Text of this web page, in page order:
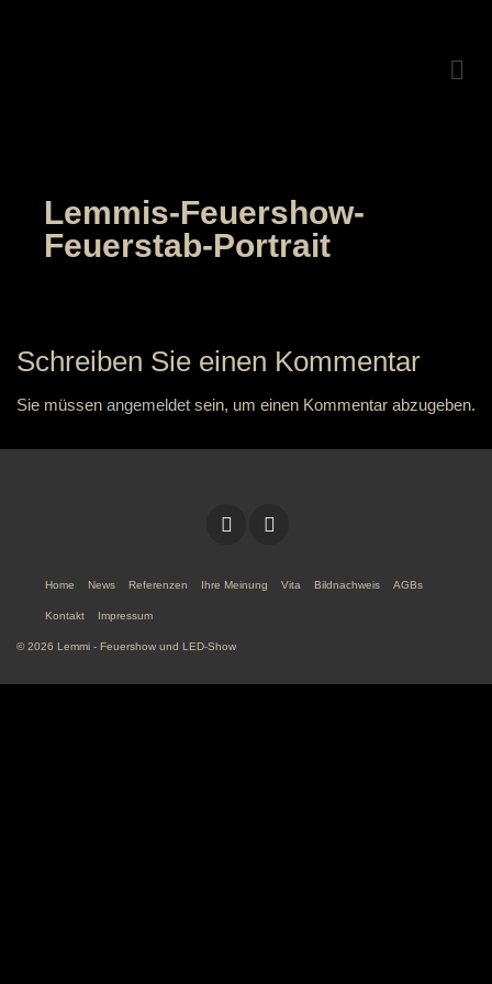
Lemmis-Feuershow-
Feuerstab-Portrait
Schreiben Sie einen Kommentar
Sie müssen angemeldet sein, um einen Kommentar abzugeben.
Home News Referenzen Ihre Meinung Vita Bildnachweis AGBs
Kontakt Impressum
© 2026 Lemmi - Feuershow und LED-Show